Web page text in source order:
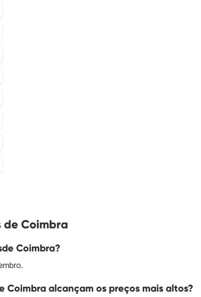
de Coimbra
Coimbra?
Coimbra alcançam os preços mais altos?